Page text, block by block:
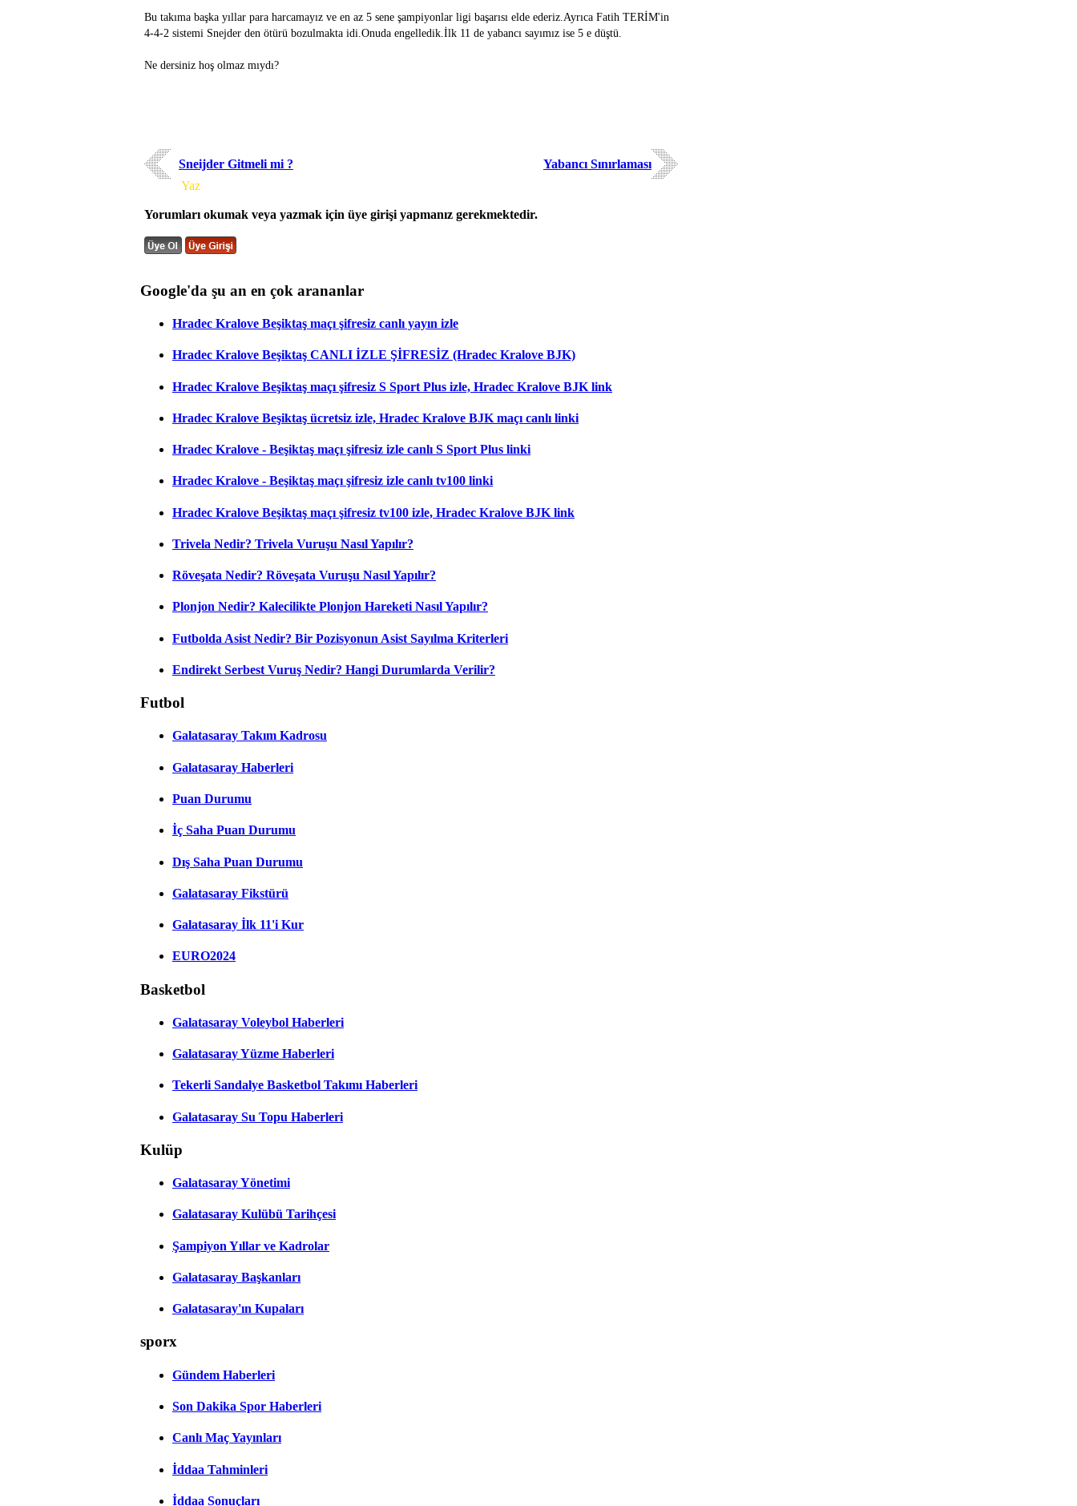
Bu takıma başka yıllar para harcamayız ve en az 5 sene şampiyonlar ligi başarısı elde ederiz.Ayrıca Fatih TERİM'in
4-4-2 sistemi Snejder den ötürü bozulmakta idi.Onuda engelledik.İlk 11 de yabancı sayımız ise 5 e düştü.
Ne dersiniz hoş olmaz mıydı?
Sneijder Gitmeli mi ?
Yabancı Sınırlaması
Yaz
Yorumları okumak veya yazmak için üye girişi yapmanız gerekmektedir.
Google'da şu an en çok arananlar
Hradec Kralove Beşiktaş maçı şifresiz canlı yayın izle
Hradec Kralove Beşiktaş CANLI İZLE ŞİFRESİZ (Hradec Kralove BJK)
Hradec Kralove Beşiktaş maçı şifresiz S Sport Plus izle, Hradec Kralove BJK link
Hradec Kralove Beşiktaş ücretsiz izle, Hradec Kralove BJK maçı canlı linki
Hradec Kralove - Beşiktaş maçı şifresiz izle canlı S Sport Plus linki
Hradec Kralove - Beşiktaş maçı şifresiz izle canlı tv100 linki
Hradec Kralove Beşiktaş maçı şifresiz tv100 izle, Hradec Kralove BJK link
Trivela Nedir? Trivela Vuruşu Nasıl Yapılır?
Röveşata Nedir? Röveşata Vuruşu Nasıl Yapılır?
Plonjon Nedir? Kalecilikte Plonjon Hareketi Nasıl Yapılır?
Futbolda Asist Nedir? Bir Pozisyonun Asist Sayılma Kriterleri
Endirekt Serbest Vuruş Nedir? Hangi Durumlarda Verilir?
Futbol
Galatasaray Takım Kadrosu
Galatasaray Haberleri
Puan Durumu
İç Saha Puan Durumu
Dış Saha Puan Durumu
Galatasaray Fikstürü
Galatasaray İlk 11'i Kur
EURO2024
Basketbol
Galatasaray Voleybol Haberleri
Galatasaray Yüzme Haberleri
Tekerli Sandalye Basketbol Takımı Haberleri
Galatasaray Su Topu Haberleri
Kulüp
Galatasaray Yönetimi
Galatasaray Kulübü Tarihçesi
Şampiyon Yıllar ve Kadrolar
Galatasaray Başkanları
Galatasaray'ın Kupaları
sporx
Gündem Haberleri
Son Dakika Spor Haberleri
Canlı Maç Yayınları
İddaa Tahminleri
İddaa Sonuçları